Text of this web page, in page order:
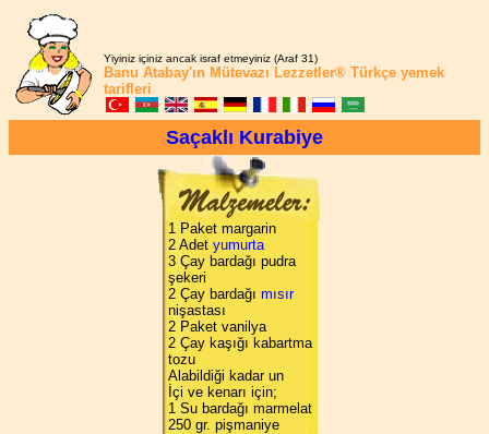
Yiyiniz içiniz ancak israf etmeyiniz (Araf 31)
Banu Atabay'ın Mütevazı Lezzetler® Türkçe yemek
tarifleri
Saçaklı Kurabiye
1 Paket margarin
2 Adet yumurta
3 Çay bardağı pudra
şekeri
2 Çay bardağı mısır
nişastası
2 Paket vanilya
2 Çay kaşığı kabartma
tozu
Alabildiği kadar un
İçi ve kenarı için;
1 Su bardağı marmelat
250 gr. pişmaniye